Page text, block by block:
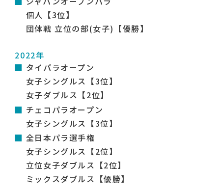
個人【3位】
団体戦 立位の部(女子)【優勝】
2022年
タイパラオープン
女子シングルス【3位】
女子ダブルス【2位】
チェコパラオープン
女子シングルス【3位】
全日本パラ選手権
女子シングルス【2位】
立位女子ダブルス【2位】
ミックスダブルス【優勝】